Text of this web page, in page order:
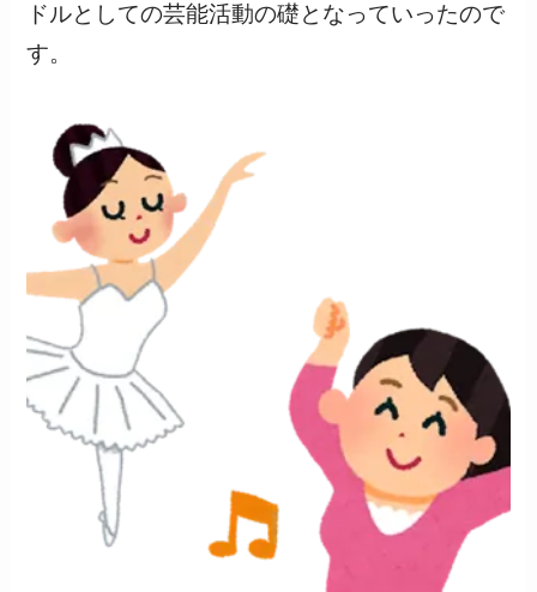
ドルとしての芸能活動の礎となっていったので
す。